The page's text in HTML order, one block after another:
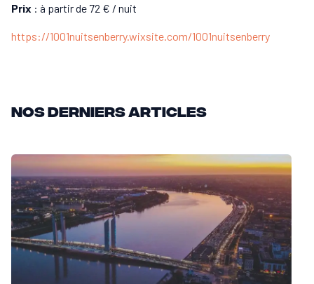
Prix : à partir de 72 € / nuit
https://1001nuitsenberry.wixsite.com/1001nuitsenberry
Nos derniers articles